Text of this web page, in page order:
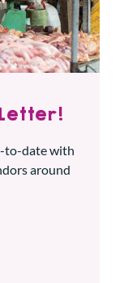
to-date with
around